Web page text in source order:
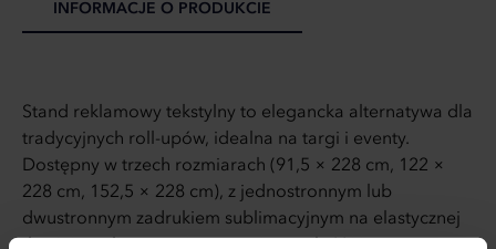
INFORMACJE O PRODUKCIE
Stand reklamowy tekstylny to elegancka alternatywa dla
tradycyjnych roll-upów, idealna na targi i eventy.
Dostępny w trzech rozmiarach (91,5 × 228 cm, 122 ×
228 cm, 152,5 × 228 cm), z jednostronnym lub
dwustronnym zadrukiem sublimacyjnym na elastycznej